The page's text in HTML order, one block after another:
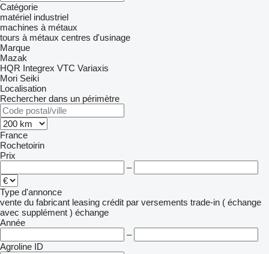
Catégorie
matériel industriel
machines à métaux
tours à métaux centres d'usinage
Marque
Mazak
HQR Integrex VTC Variaxis
Mori Seiki
Localisation
Rechercher dans un périmètre
France
Rochetoirin
Prix
–
Type d'annonce
vente du fabricant leasing crédit par versements trade-in ( échange
avec supplément ) échange
Année
–
Agroline ID